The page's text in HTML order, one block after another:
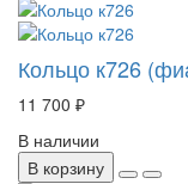
Кольцо к726
11 700 ₽
В наличии
В корзину